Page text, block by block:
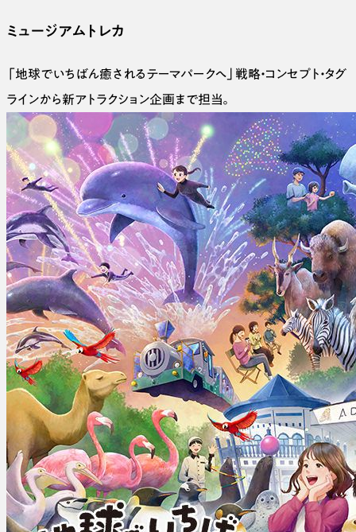
ミュージアムトレカ
「地球でいちばん癒されるテーマパークへ」戦略・コンセプト・タグ
ラインから新アトラクション企画まで担当。